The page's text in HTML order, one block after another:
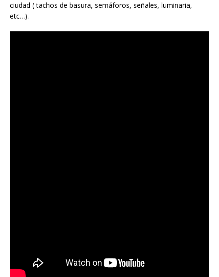
ciudad ( tachos de basura, semáforos, señales, luminaria,
etc…).